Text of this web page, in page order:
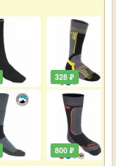
328 ₽
800 ₽